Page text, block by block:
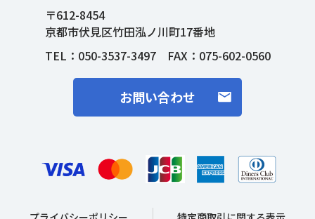
〒612-8454
京都市伏見区竹田泓ノ川町17番地
TEL： 050-3537-3497FAX：075-602-0560
お問い合わせ